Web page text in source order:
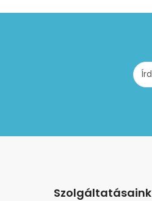
Szolgáltatásaink